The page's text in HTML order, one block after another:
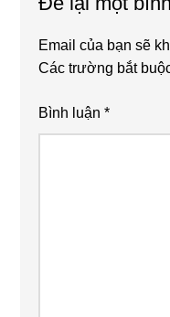
Email của bạn sẽ
Các trường bắt
Bình luận*